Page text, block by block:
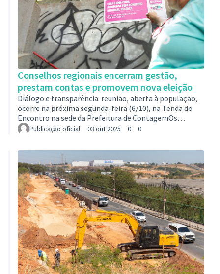
Conselhos regionais encerram gestão,
prestam contas e promovem nova eleição
Diálogo e transparência: reunião, aberta à população,
ocorre na próxima segunda-feira (6/10), na Tenda do
Encontro na sede da Prefeitura de ContagemOs
conselhos regionais, ferramenta inédita de
mandato. Para finalizar uma gestão marcada pelo
diálogo e transparência, será realizada uma reunião no
dia 6/10, segunda-feira, às 18h. O encontro, que
acontecerá na tenda da Prefeitura de Contagem…
Publicação oficial 03 out 2025 0 0